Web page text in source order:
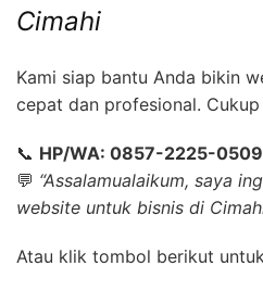
Cimahi
Kami siap bantu Anda bikin
cepat dan profesional.
📞 HP/WA: 0857-2225-0509
💬 “Assalamualaikum, saya
website untuk bisnis di
Atau klik tombol berikut